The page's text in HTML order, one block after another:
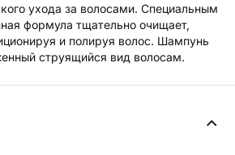
ухода за волосами. Специальным
формула тщательно очищает,
и полируя волос. Шампунь
струящийся вид волосам.